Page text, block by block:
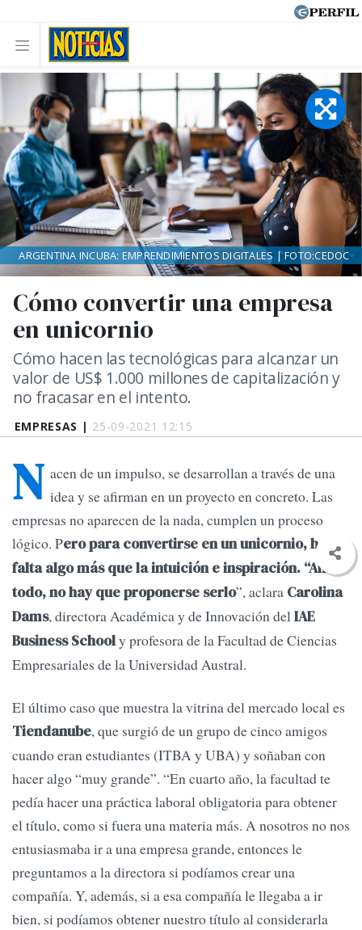
EMPRESAS | 25-09-2021 12:15
Cómo convertir una empresa
en unicornio
Cómo hacen las tecnológicas para alcanzar un
valor de US$ 1.000 millones de capitalización y
no fracasar en el intento.
ARGENTINA INCUBA: EMPRENDIMIENTOS DIGITALES | FOTO:CEDOC
N acen de un impulso, se desarrollan a través de una
idea y se afirman en un proyecto en concreto. Las
empresas no aparecen de la nada, cumplen un proceso
lógico. Pero para convertirse en un unicornio, hace
falta algo más que la intuición e inspiración. “Ante
todo, no hay que proponerse serlo”, aclara Carolina
Dams, directora Académica y de Innovación delIAE
Business Schooly profesora de la Facultad de Ciencias
Empresariales de la Universidad Austral.
El último caso que muestra la vitrina del mercado local es
Tiendanube, que surgió de un grupo de cinco amigos
cuando eran estudiantes (ITBA y UBA) y soñaban con
hacer algo “muy grande”. “En cuarto año, la facultad te
pedía hacer una práctica laboral obligatoria para obtener
el título, como si fuera una materia más. A nosotros no nos
entusiasmaba ir a una empresa grande, entonces le
preguntamos a la directora si podíamos crear una
compañía. Y, además, si a esa compañía le llegaba a ir
bien, si podíamos obtener nuestro título al considerarla